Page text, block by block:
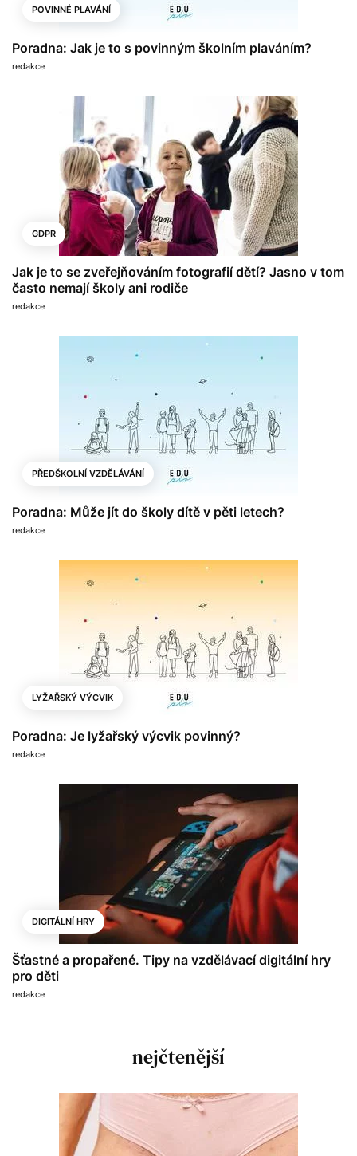
POVINNÉ PLAVÁNÍ
Poradna: Jak je to s povinným školním plaváním?
redakce
GDPR
Jak je to se zveřejňováním fotografií dětí? Jasno v tom
často nemají školy ani rodiče
redakce
PŘEDŠKOLNÍ VZDĚLÁVÁNÍ
Poradna: Může jít do školy dítě v pěti letech?
redakce
LYŽAŘSKÝ VÝCVIK
Poradna: Je lyžařský výcvik povinný?
redakce
DIGITÁLNÍ HRY
Šťastné a propařené. Tipy na vzdělávací digitální hry
pro děti
redakce
nejčtenější